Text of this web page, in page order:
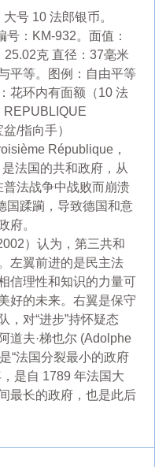
号 10 法郎银币。
：KM-932。面值：
克 直径：37毫米
平等。图例：自由平等
花环内有面额（10 法
REPUBLIQUE
/指向手）
République，
法国的共和政府，从
法战争中战败而崩溃
国蹂躏，导致德国和意
府。
）认为，第三共和
左翼前进的是民主法
信理性和知识的力量可
好的未来。右翼是保守
，对“进步”持怀疑态
道夫·梯也尔 (Adolphe
“法国分裂最小的政府
是自 1789 年法国大
最长的政府，也是此后